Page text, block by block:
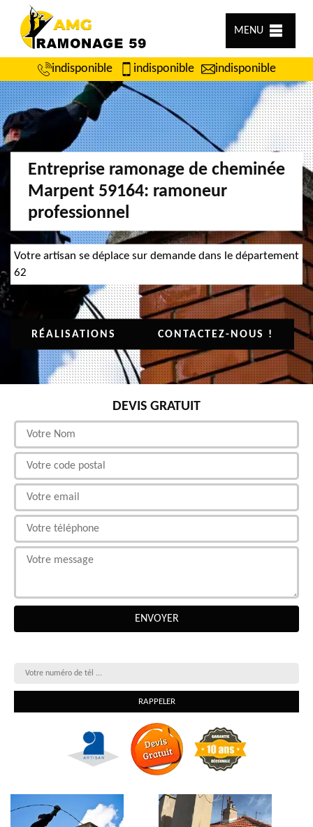
MENU
indisponible indisponible indisponible
Entreprise ramonage de cheminée
Marpent 59164: ramoneur
professionnel
Votre artisan se déplace sur demande dans le département
62
RÉALISATIONS CONTACTEZ-NOUS !
DEVIS GRATUIT